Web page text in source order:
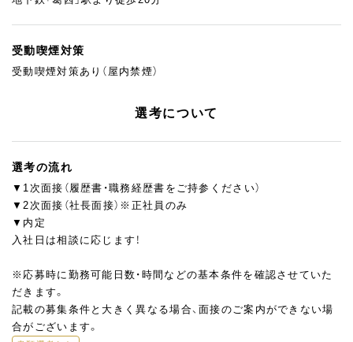
受動喫煙対策
受動喫煙対策あり（屋内禁煙）
選考について
選考の流れ
▼1次面接（履歴書・職務経歴書をご持参ください）
▼2次面接（社長面接）※正社員のみ
▼内定
入社日は相談に応じます！
※応募時に勤務可能日数・時間などの基本条件を確認させていた
だきます。
記載の募集条件と大きく異なる場合、面接のご案内ができない場
合がございます。